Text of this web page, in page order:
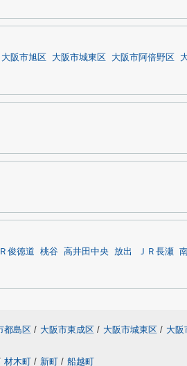
大阪市旭区 大阪市城東区 大阪市阿倍野区
俊徳道 桃谷 高井田中央 放出 ＪＲ長瀬
都島区 / 大阪市東成区 / 大阪市城東区 / 大阪
材木町 / 新町 / 船越町